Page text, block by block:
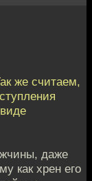
же считаем,
даже
как хрен его